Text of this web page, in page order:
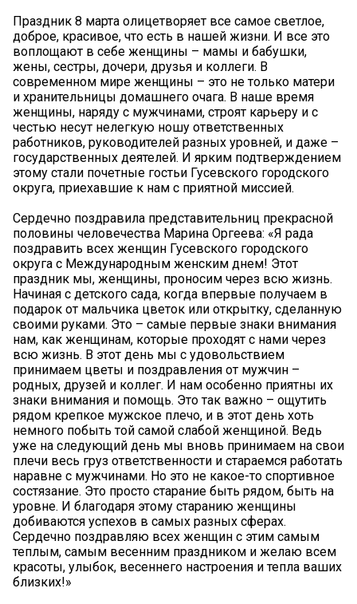
Праздник 8 марта олицетворяет все самое светлое,
доброе, красивое, что есть в нашей жизни. И все это
воплощают в себе женщины – мамы и бабушки,
жены, сестры, дочери, друзья и коллеги. В
современном мире женщины – это не только матери
и хранительницы домашнего очага. В наше время
женщины, наряду с мужчинами, строят карьеру и с
честью несут нелегкую ношу ответственных
работников, руководителей разных уровней, и даже –
государственных деятелей. И ярким подтверждением
этому стали почетные гостьи Гусевского городского
округа, приехавшие к нам с приятной миссией.
Сердечно поздравила представительниц прекрасной
половины человечества Марина Оргеева: «Я рада
поздравить всех женщин Гусевского городского
округа с Международным женским днем! Этот
праздник мы, женщины, проносим через всю жизнь.
Начиная с детского сада, когда впервые получаем в
подарок от мальчика цветок или открытку, сделанную
своими руками. Это – самые первые знаки внимания
нам, как женщинам, которые проходят с нами через
всю жизнь. В этот день мы с удовольствием
принимаем цветы и поздравления от мужчин –
родных, друзей и коллег. И нам особенно приятны их
знаки внимания и помощь. Это так важно – ощутить
рядом крепкое мужское плечо, и в этот день хоть
немного побыть той самой слабой женщиной. Ведь
уже на следующий день мы вновь принимаем на свои
плечи весь груз ответственности и стараемся работать
наравне с мужчинами. Но это не какое-то спортивное
состязание. Это просто старание быть рядом, быть на
уровне. И благодаря этому старанию женщины
добиваются успехов в самых разных сферах.
Сердечно поздравляю всех женщин с этим самым
теплым, самым весенним праздником и желаю всем
красоты, улыбок, весеннего настроения и тепла ваших
близких!»